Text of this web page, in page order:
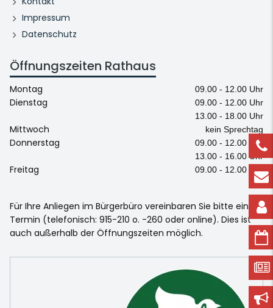
Impressum
Datenschutz
Öffnungszeiten Rathaus
Montag 09.00 - 12.00 Uhr
Dienstag
09.00 - 12.00 Uhr
13.00 - 18.00 Uhr
Mittwoch kein Sprechtag
Donnerstag
09.00 - 12.00 Uhr
13.00 - 16.00 Uhr
Freitag 09.00 - 12.00 Uhr
Für Ihre Anliegen im Bürgerbüro vereinbaren Sie bitte einen
Termin (telefonisch: 915-210 o. -260 oder online). Dies ist
auch außerhalb der Öffnungszeiten möglich.